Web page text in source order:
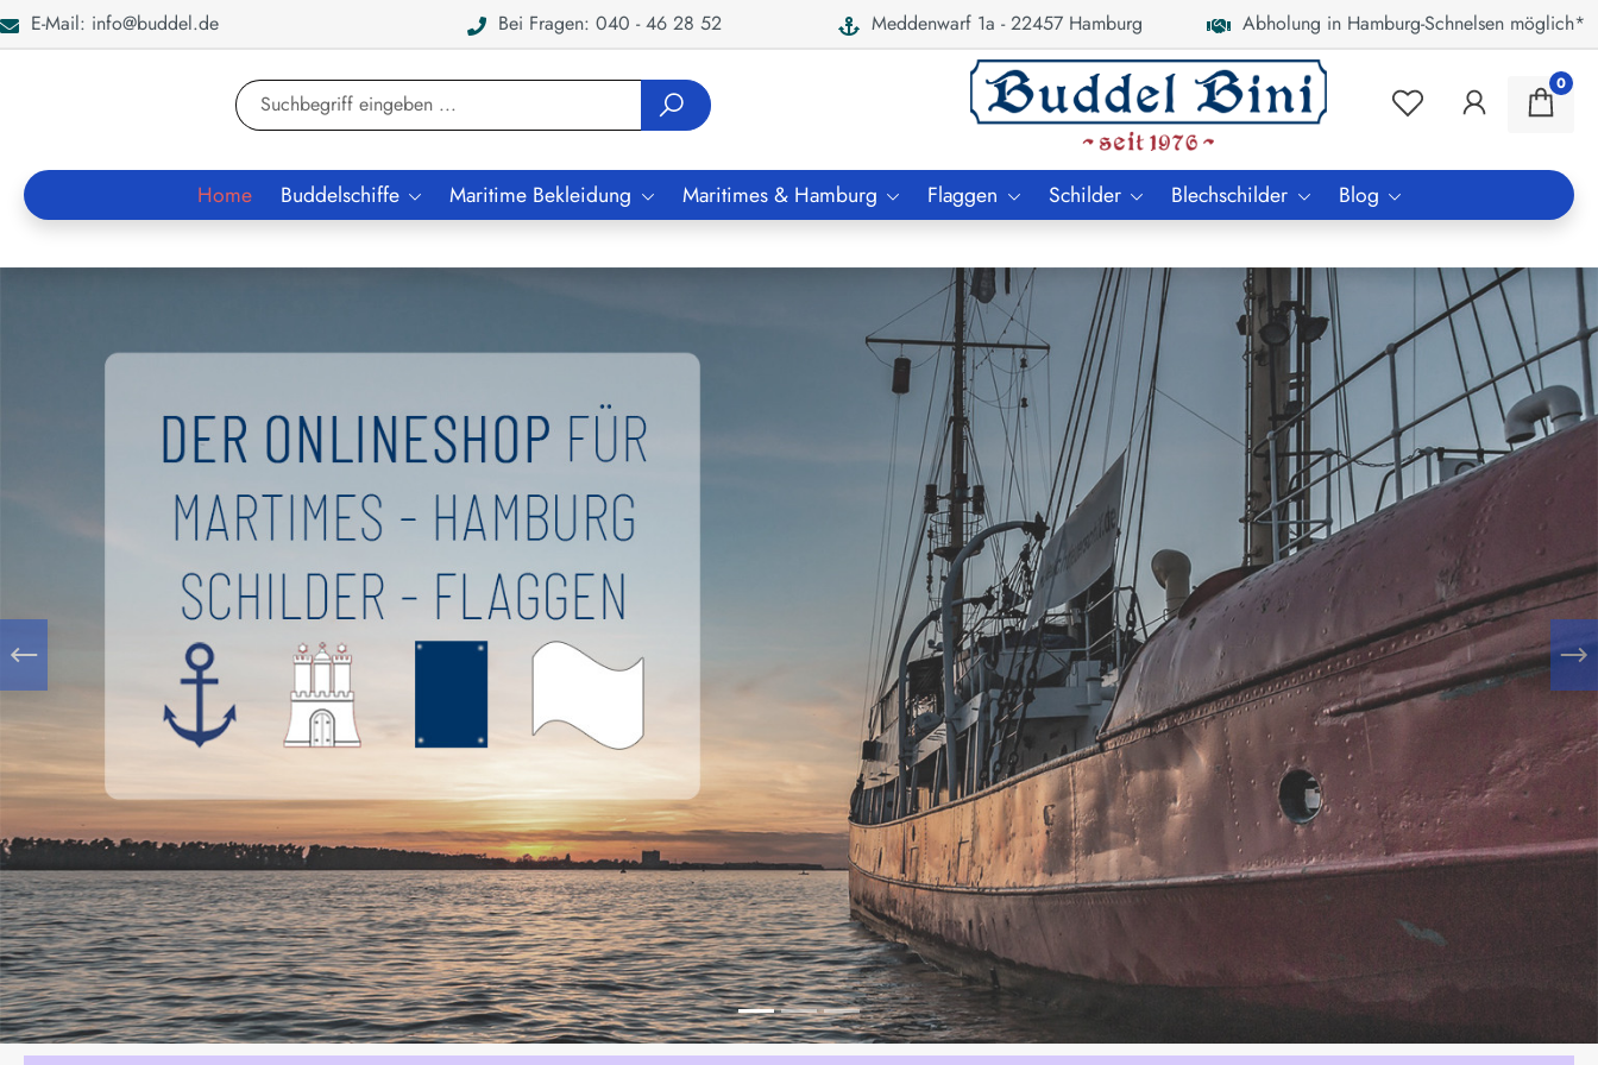
Zur Suche springen
E-Mail: info@buddel.de Bei Fragen: 040 - 46 28 52 Meddenwarf 1a - 22457 Hamburg Abholung in Hamburg-Schnelsen möglich*
0
Home Buddelschiffe Maritime Bekleidung Maritimes & Hamburg Flaggen Schilder Blechschilder Blog